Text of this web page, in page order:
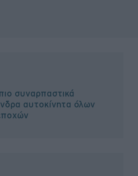
συναρπαστικά
αυτοκίνητα όλων